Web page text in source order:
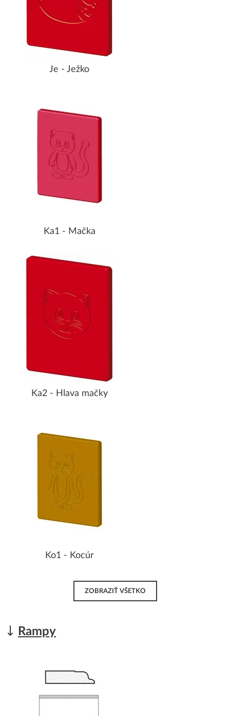
Je - Ježko
Ka1 - Mačka
Ka2 - Hlava mačky
Ko1 - Kocúr
ZOBRAZIŤ VŠETKO
Rampy